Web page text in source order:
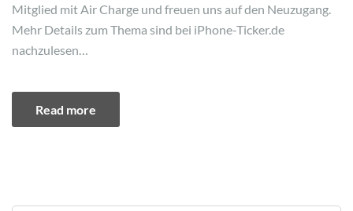
Mitglied mit Air Charge und freuen uns auf den Neuzugang.
Mehr Details zum Thema sind bei iPhone-Ticker.de
nachzulesen…
Read more